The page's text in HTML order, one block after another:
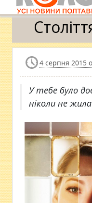
»Століття самотності
4 серпня 2015
У тебе було
ніколи не жила